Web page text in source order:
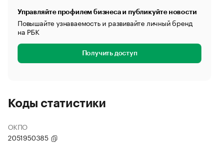
Управляйте профилем бизнеса и публикуйте новости
Повышайте узнаваемость и развивайте личный бренд
на РБК
Получить доступ
Коды статистики
ОКПО
2051950385